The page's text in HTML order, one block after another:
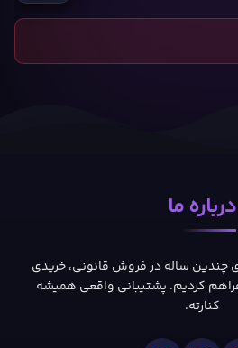
درباره ما
چندین ساله در فروش قانونی، خریدی
کردیم. پشتیبانی واقعی همیشه
کنارته.